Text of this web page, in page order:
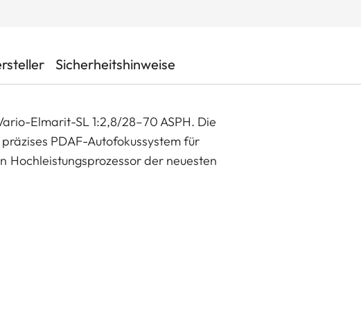
Sicherheitshinweise
Elmarit-SL 1:2,8/28–70 ASPH. Die
PDAF-Autofokussystem für
Hochleistungsprozessor der neuesten
Recording, einer intuitiven
maximale kreative Flexibilität.